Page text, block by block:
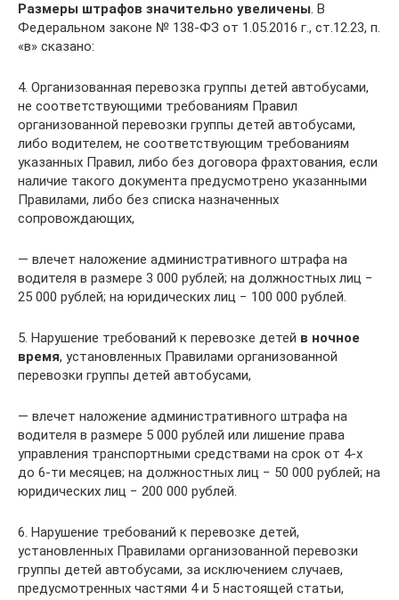
Размеры штрафов значительно увеличены. В
Федеральном законе № 138-ФЗ от 1.05.2016 г., ст.12.23, п.
«в» сказано:
4. Организованная перевозка группы детей автобусами,
не соответствующими требованиям Правил
организованной перевозки группы детей автобусами,
либо водителем, не соответствующим требованиям
указанных Правил, либо без договора фрахтования, если
наличие такого документа предусмотрено указанными
Правилами, либо без списка назначенных
сопровождающих,
— влечет наложение административного штрафа на
водителя в размере 3 000 рублей; на должностных лиц −
25 000 рублей; на юридических лиц − 100 000 рублей.
5. Нарушение требований к перевозке детей в ночное
время, установленных Правилами организованной
перевозки группы детей автобусами,
— влечет наложение административного штрафа на
водителя в размере 5 000 рублей или лишение права
управления транспортными средствами на срок от 4-х
до 6-ти месяцев; на должностных лиц − 50 000 рублей; на
юридических лиц − 200 000 рублей.
6. Нарушение требований к перевозке детей,
установленных Правилами организованной перевозки
группы детей автобусами, за исключением случаев,
предусмотренных частями 4 и 5 настоящей статьи,